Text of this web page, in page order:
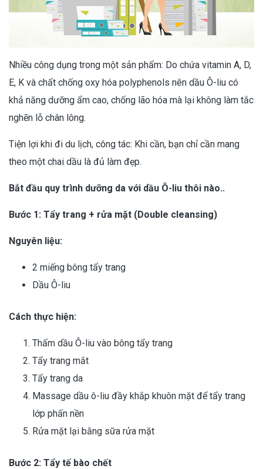
Nhiều công dụng trong một sản phẩm: Do chứa vitamin A, D,
E, K và chất chống oxy hóa polyphenols nên dầu Ô-liu có
khả năng dưỡng ẩm cao, chống lão hóa mà lại không làm tắc
nghẽn lỗ chân lông.
Tiện lợi khi đi du lịch, công tác: Khi cần, bạn chỉ cần mang
theo một chai dầu là đủ làm đẹp.
Bắt đầu quy trình dưỡng da với dầu Ô-liu thôi nào..
Bước 1: Tẩy trang + rửa mặt (Double cleansing)
Nguyên liệu:
2 miếng bông tẩy trang
Dầu Ô-liu
Cách thực hiện:
Thấm dầu Ô-liu vào bông tẩy trang
Tẩy trang mắt
Tẩy trang da
Massage dầu ô-liu đầy khắp khuôn mặt để tẩy trang
lớp phấn nền
Rửa mặt lại bằng sữa rửa mặt
Bước 2: Tẩy tế bào chết